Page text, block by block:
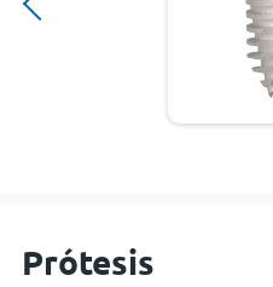
Prótesis